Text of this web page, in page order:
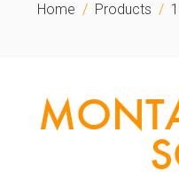
Home Products